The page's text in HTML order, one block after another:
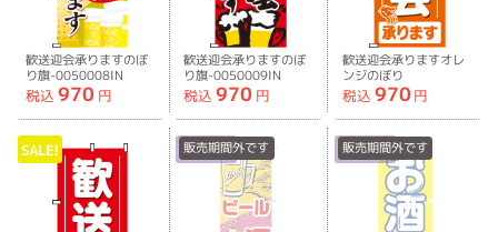
歓送迎会承りますのぼ
り旗-0050008IN
税込 970 円
歓送迎会承りますのぼ
り旗-0050009IN
税込 970 円
歓送迎会承りますオレ
ンジのぼり
旗-0050011IN
税込 970 円
SALE! 取寄商品
販売期間外です 取寄商品
販売期間外です